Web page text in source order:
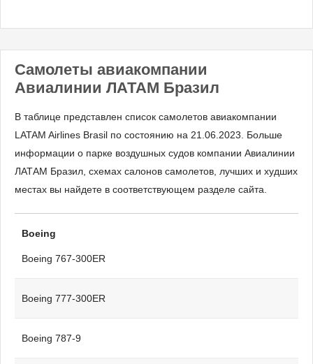
Самолеты авиакомпании
Авиалинии ЛАТАМ Бразил
В таблице представлен список самолетов авиакомпании
LATAM Airlines Brasil по состоянию на 21.06.2023. Больше
информации о парке воздушных судов компании Авиалинии
ЛАТАМ Бразил, схемах салонов самолетов, лучших и худших
местах вы найдете в соответствующем разделе сайта.
Boeing
Boeing 767-300ER
Boeing 777-300ER
Boeing 787-9